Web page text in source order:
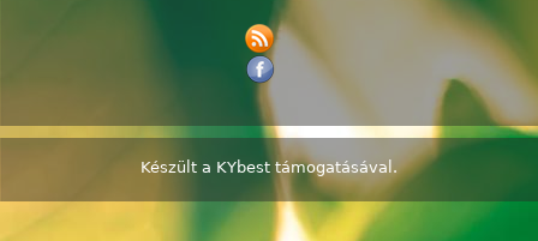
Készült a KYbest támogatásával.